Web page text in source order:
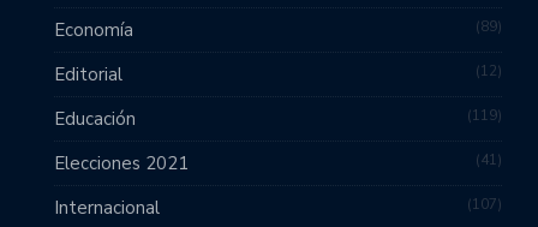
Economía 89
Editorial 12
Educación 119
Elecciones 2021 41
Internacional 107